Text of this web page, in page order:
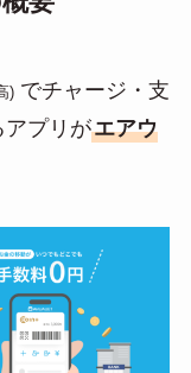
)でチャージ・支
アプリがエアウ